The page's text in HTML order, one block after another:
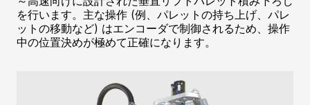
を行います。主な操作 (例、パレットの持ち上げ、パレ
ットの移動など) はエンコーダで制御されるため、操作
中の位置決めが極めて正確になります。